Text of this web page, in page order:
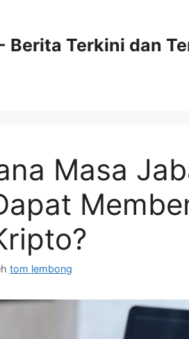
Berita Terkini dan
Masa
tom lembong